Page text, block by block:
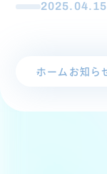
2025.04.15
ホーム お知ら